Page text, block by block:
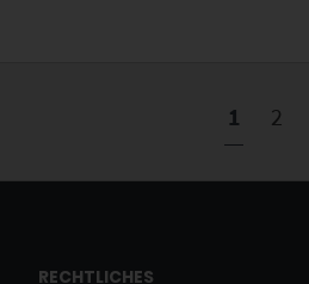
1 2
RECHTLICHES